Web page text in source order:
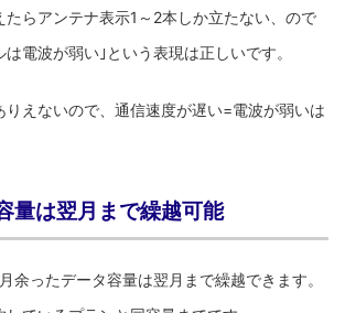
たらアンテナ表示1～2本しか立たない、ので
電波が弱い｣という表現は正しいです。
りえないので、通信速度が遅い=電波が弱いは
量は翌月まで繰越可能
余ったデータ容量は翌月まで繰越できます。